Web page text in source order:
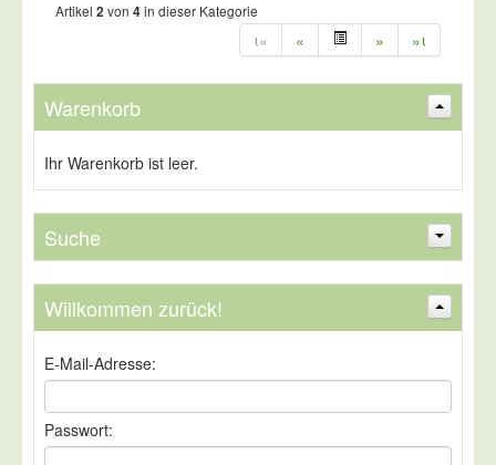
Schülertisch, Einsitzer
Tischplatte (BxT): 70 x 50 cm
Tischhöhe: 58, 64, 70 oder 76 cm
ab 240,00 EUR
( inkl. 19 % MwSt. zzgl.Versandkosten)
Rechtecktisch mit
Stahlrohrgestell
stabil, langlebig, versch. Größen, auch mit
Rollen verfügbar
ab 275,00 EUR
( inkl. 19 % MwSt. zzgl.Versandkosten)
Artikel 2 von 4in dieser Kategorie
ι« « » »ι
Warenkorb
Ihr Warenkorb ist leer.
Suche
Suchen Erweiterte Suche »
Willkommen zurück!
E-Mail-Adresse:
Passwort: